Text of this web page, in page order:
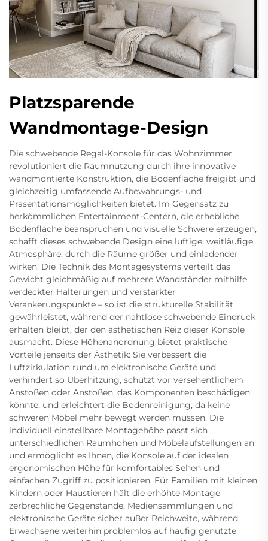
Platzsparende
Wandmontage-Design
Die schwebende Regal-Konsole für das Wohnzimmer
revolutioniert die Raumnutzung durch ihre innovative
wandmontierte Konstruktion, die Bodenfläche freigibt und
gleichzeitig umfassende Aufbewahrungs- und
Präsentationsmöglichkeiten bietet. Im Gegensatz zu
herkömmlichen Entertainment-Centern, die erhebliche
Bodenfläche beanspruchen und visuelle Schwere erzeugen,
schafft dieses schwebende Design eine luftige, weitläufige
Atmosphäre, durch die Räume größer und einladender
wirken. Die Technik des Montagesystems verteilt das
Gewicht gleichmäßig auf mehrere Wandständer mithilfe
verdeckter Halterungen und verstärkter
Verankerungspunkte – so ist die strukturelle Stabilität
gewährleistet, während der nahtlose schwebende Eindruck
erhalten bleibt, der den ästhetischen Reiz dieser Konsole
ausmacht. Diese Höhenanordnung bietet praktische
Vorteile jenseits der Ästhetik: Sie verbessert die
Luftzirkulation rund um elektronische Geräte und
verhindert so Überhitzung, schützt vor versehentlichem
Anstoßen oder Anstoßen, das Komponenten beschädigen
könnte, und erleichtert die Bodenreinigung, da keine
schweren Möbel mehr bewegt werden müssen. Die
individuell einstellbare Montagehöhe passt sich
unterschiedlichen Raumhöhen und Möbelaufstellungen an
und ermöglicht es Ihnen, die Konsole auf der idealen
ergonomischen Höhe für komfortables Sehen und
einfachen Zugriff zu positionieren. Für Familien mit kleinen
Kindern oder Haustieren hält die erhöhte Montage
zerbrechliche Gegenstände, Mediensammlungen und
elektronische Geräte sicher außer Reichweite, während
Erwachsene weiterhin problemlos auf häufig genutzte